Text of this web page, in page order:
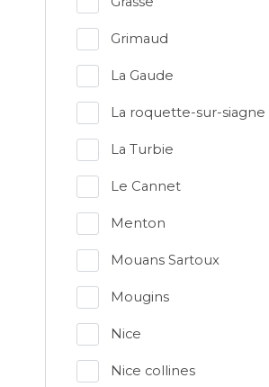
Grimaud
La Gaude
La roquette-sur-siagne
La Turbie
Le Cannet
Menton
Mouans Sartoux
Mougins
Nice
Nice collines